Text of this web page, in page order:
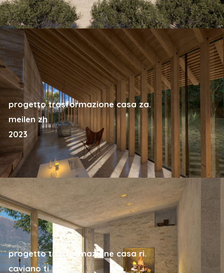
progetto trasformazione casa za.
meilen zh
2023
progetto trasformazione casa ri.
caviano ti